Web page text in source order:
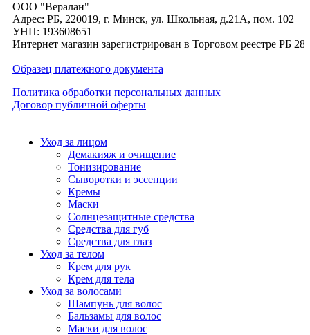
ООО "Вералан"
Адрес: РБ, 220019, г. Минск, ул. Школьная, д.21А, пом. 102
УНП: 193608651
Интернет магазин зарегистрирован в Торговом реестре РБ
Образец платежного документа
Политика обработки персональных данных
Договор публичной оферты
Уход за лицом
Демакияж и очищение
Тонизирование
Сыворотки и эссенции
Кремы
Маски
Солнцезащитные средства
Средства для губ
Средства для глаз
Уход за телом
Крем для рук
Крем для тела
Уход за волосами
Шампунь для волос
Бальзамы для волос
Маски для волос